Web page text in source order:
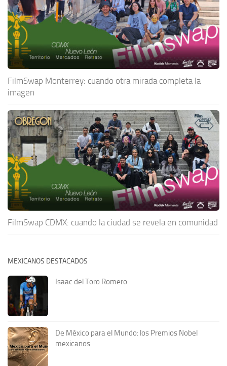
FilmSwap Monterrey: cuando otra mirada completa la
imagen
FilmSwap CDMX: cuando la ciudad se revela en comunidad
MEXICANOS DESTACADOS
Isaac del Toro Romero
De México para el Mundo: los Premios Nobel
mexicanos